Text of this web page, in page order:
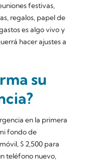
festivas,
regalos, papel de
es algo vivo y
hacer ajustes a
su
en la primera
fondo de
$ 2,500 para
teléfono nuevo,